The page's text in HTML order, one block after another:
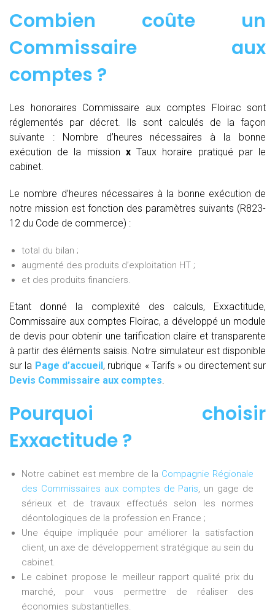
Combien coûte un
Commissaire aux
comptes ?
Les honoraires Commissaire aux comptes Floirac sont
réglementés par décret. Ils sont calculés de la façon
suivante :
Nombre d’heures nécessaires à la bonne
exécution de la mission xTaux horaire pratiqué par le
cabinet.
Le nombre d’heures nécessaires à la bonne exécution de
notre mission est fonction des paramètres suivants (R823-
12 du Code de commerce) :
total du bilan ;
augmenté des produits d’exploitation HT ;
et des produits financiers.
Etant donné la complexité des calculs, Exxactitude,
Commissaire aux comptes Floirac, a développé un module
de devis pour obtenir une tarification claire et transparente
à partir des éléments saisis. Notre simulateur est disponible
sur la Page d’accueil, rubrique « Tarifs » ou directement sur
Devis Commissaire aux comptes.
Pourquoi choisir
Exxactitude ?
Notre cabinet est membre de la Compagnie Régionale
des Commissaires aux comptes de Paris, un gage de
sérieux et de travaux effectués selon les normes
déontologiques de la profession en France ;
Une équipe impliquée pour améliorer la satisfaction
client, un axe de développement stratégique au sein du
cabinet.
Le cabinet propose le meilleur rapport qualité prix du
marché, pour vous permettre de réaliser des
économies substantielles.